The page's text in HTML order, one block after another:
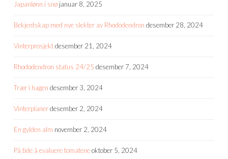
Japanlønn i snø januar 8, 2025
Bekjentskap med nye slekter av Rhododendron desember 28, 2024
Vinterprosjektdesember 21, 2024
Rhododendron status 24/25 desember 7, 2024
Trær i hagen desember 3, 2024
Vinterplanerdesember 2, 2024
En gylden alm november 2, 2024
På tide å evaluere tomateneoktober 5, 2024